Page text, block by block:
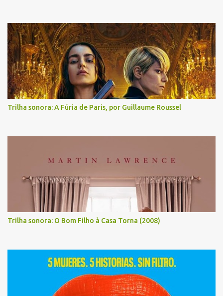
Trilha sonora: A Fúria de Paris, por Guillaume Roussel
Trilha sonora: O Bom Filho à Casa Torna (2008)